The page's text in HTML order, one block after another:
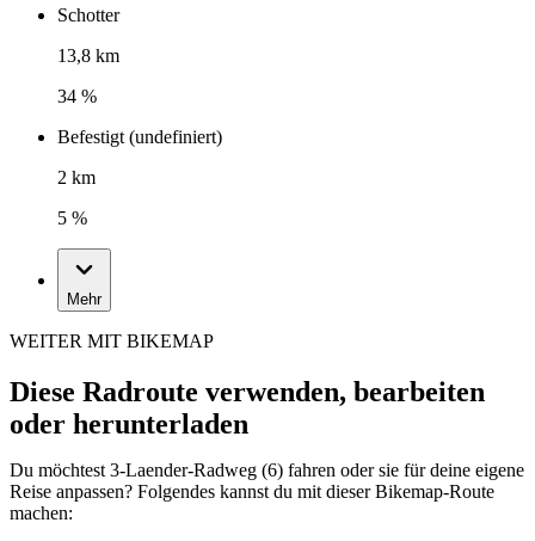
Schotter
13,8 km
34 %
Befestigt (undefiniert)
2 km
5 %
Mehr
WEITER MIT BIKEMAP
Diese Radroute verwenden, bearbeiten
oder herunterladen
Du möchtest 3-Laender-Radweg (6) fahren oder sie für deine eigene
Reise anpassen? Folgendes kannst du mit dieser Bikemap-Route
machen: